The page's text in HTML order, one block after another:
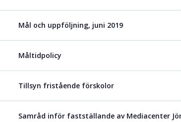
Mål och uppföljning, juni 2019
Måltidpolicy
Tillsyn fristående förskolor
Samråd inför fastställande av Mediacenter